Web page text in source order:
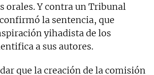
orales. Y contra un Tribunal
la sentencia, que
yihadista de los
a sus autores.
que la creación de la comisión